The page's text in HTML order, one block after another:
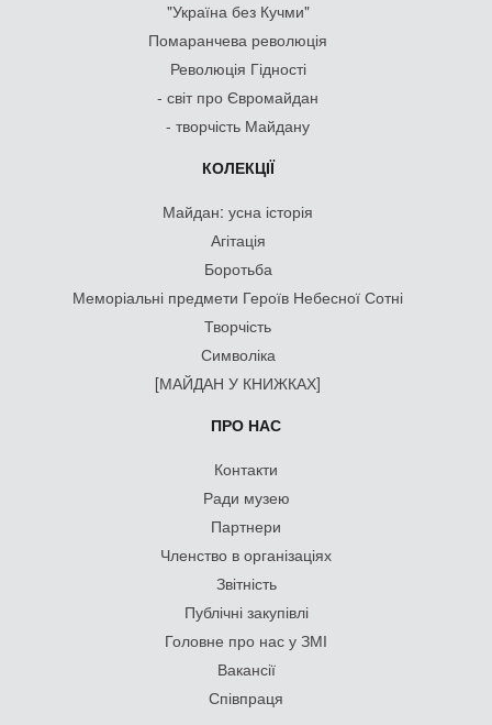
"Україна без Кучми"
Помаранчева революція
Революція Гідності
- світ про Євромайдан
- творчість Майдану
КОЛЕКЦІЇ
Майдан: усна історія
Агітація
Боротьба
Меморіальні предмети Героїв Небесної Сотні
Творчість
Символіка
[МАЙДАН У КНИЖКАХ]
ПРО НАС
Контакти
Ради музею
Партнери
Членство в організаціях
Звітність
Публічні закупівлі
Головне про нас у ЗМІ
Вакансії
Співпраця